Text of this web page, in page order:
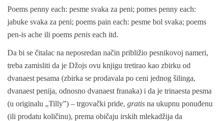
Poems penny each: pesme svaka za peni; pomes penny each:
jabuke svaka za peni; poems pain each: pesme bol svaka; poems
pen-is ache ili poems penis each itd.
Da bi se čitalac na neposredan način približio pesnikovoj nameri,
treba zamisliti da je Džojs ovu knjigu tretirao kao zbirku od
dvanaest pesama (zbirka se prodavala po ceni jednog šilinga,
dvanaest penija, odnosno dvanaest franaka) i da je trinaesta pesma
(u originalu „Tilly”) – trgovački pride, gratis na ukupnu ponuđenu
(ili prodatu količinu), prema običaju irskih mlekadžija da